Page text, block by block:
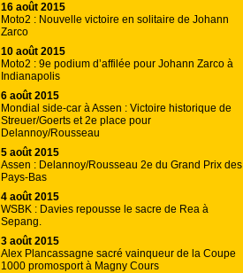
16 août 2015
Moto2 : Nouvelle victoire en solitaire de Johann
Zarco
10 août 2015
Moto2 : 9e podium d’affilée pour Johann Zarco à
Indianapolis
6 août 2015
Mondial side-car à Assen : Victoire historique de
Streuer/Goerts et 2e place pour
Delannoy/Rousseau
5 août 2015
Assen : Delannoy/Rousseau 2e du Grand Prix des
Pays-Bas
4 août 2015
WSBK : Davies repousse le sacre de Rea à
Sepang.
3 août 2015
Alex Plancassagne sacré vainqueur de la Coupe
1000 promosport à Magny Cours